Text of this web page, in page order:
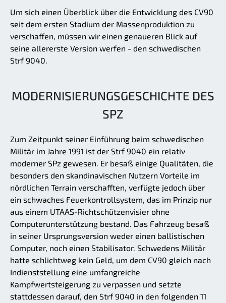
Um sich einen Überblick über die Entwicklung des CV90
seit dem ersten Stadium der Massenproduktion zu
verschaffen, müssen wir einen genaueren Blick auf
seine allererste Version werfen - den schwedischen
Strf 9040.
MODERNISIERUNGSGESCHICHTE DES
SPZ
Zum Zeitpunkt seiner Einführung beim schwedischen
Militär im Jahre 1991 ist der Strf 9040 ein relativ
moderner SPz gewesen. Er besaß einige Qualitäten, die
besonders den skandinavischen Nutzern Vorteile im
nördlichen Terrain verschafften, verfügte jedoch über
ein schwaches Feuerkontrollsystem, das im Prinzip nur
aus einem UTAAS-Richtschützenvisier ohne
Computerunterstützung bestand. Das Fahrzeug besaß
in seiner Ursprungsversion weder einen ballistischen
Computer, noch einen Stabilisator. Schwedens Militär
hatte schlichtweg kein Geld, um dem CV90 gleich nach
Indienststellung eine umfangreiche
Kampfwertsteigerung zu verpassen und setzte
stattdessen darauf, den Strf 9040 in den folgenden 11